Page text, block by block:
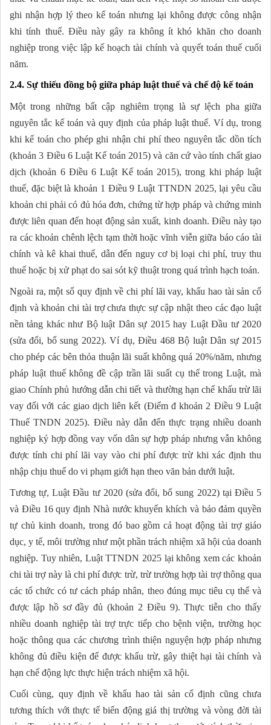
ghi nhận hợp lý theo kế toán nhưng lại không được công nhận
khi tính thuế. Điều này gây ra không ít khó khăn cho doanh
nghiệp trong việc lập kế hoạch tài chính và quyết toán thuế cuối
năm.
2.4. Sự thiếu đồng bộ giữa pháp luật thuế và chế độ kế toán
Một trong những bất cập nghiêm trọng là sự lệch pha giữa
nguyên tắc kế toán và quy định của pháp luật thuế. Ví dụ, trong
khi kế toán cho phép ghi nhận chi phí theo nguyên tắc dồn tích
(khoản 3 Điều 6 Luật Kế toán 2015) và căn cứ vào tính chất giao
dịch (khoản 6 Điều 6 Luật Kế toán 2015), trong khi pháp luật
thuế, đặc biệt là khoản 1 Điều 9 Luật TTNDN 2025, lại yêu cầu
khoản chi phải có đủ hóa đơn, chứng từ hợp pháp và chứng minh
được liên quan đến hoạt động sản xuất, kinh doanh. Điều này tạo
ra các khoản chênh lệch tạm thời hoặc vĩnh viễn giữa báo cáo tài
chính và kê khai thuế, dẫn đến nguy cơ bị loại chi phí, truy thu
thuế hoặc bị xử phạt do sai sót kỹ thuật trong quá trình hạch toán.
Ngoài ra, một số quy định về chi phí lãi vay, khấu hao tài sản cố
định và khoản chi tài trợ chưa thực sự cập nhật theo các đạo luật
nền tảng khác như Bộ luật Dân sự 2015 hay Luật Đầu tư 2020
(sửa đổi, bổ sung 2022). Ví dụ, Điều 468 Bộ luật Dân sự 2015
cho phép các bên thỏa thuận lãi suất không quá 20%/năm, nhưng
pháp luật thuế không đề cập trần lãi suất cụ thể trong Luật, mà
giao Chính phủ hướng dẫn chi tiết và thường hạn chế khấu trừ lãi
vay đối với các giao dịch liên kết (Điểm đ khoản 2 Điều 9 Luật
Thuế TNDN 2025). Điều này dẫn đến thực trạng nhiều doanh
nghiệp ký hợp đồng vay vốn dân sự hợp pháp nhưng vẫn không
được tính chi phí lãi vay vào chi phí được trừ khi xác định thu
nhập chịu thuế do vi phạm giới hạn theo văn bản dưới luật.
Tương tự, Luật Đầu tư 2020 (sửa đổi, bổ sung 2022) tại Điều 5
và Điều 16 quy định Nhà nước khuyến khích và bảo đảm quyền
tự chủ kinh doanh, trong đó bao gồm cả hoạt động tài trợ giáo
dục, y tế, môi trường như một phần trách nhiệm xã hội của doanh
nghiệp. Tuy nhiên, Luật TTNDN 2025 lại không xem các khoản
chi tài trợ này là chi phí được trừ, trừ trường hợp tài trợ thông qua
các tổ chức có tư cách pháp nhân, theo đúng mục tiêu cụ thể và
được lập hồ sơ đầy đủ (khoản 2 Điều 9). Thực tiễn cho thấy
nhiều doanh nghiệp tài trợ trực tiếp cho bệnh viện, trường học
hoặc thông qua các chương trình thiện nguyện hợp pháp nhưng
không đủ điều kiện để được khấu trừ, gây thiệt hại tài chính và
hạn chế động lực thực hiện trách nhiệm xã hội.
Cuối cùng, quy định về khấu hao tài sản cố định cũng chưa
tương thích với thực tế biến động giá thị trường và vòng đời tài